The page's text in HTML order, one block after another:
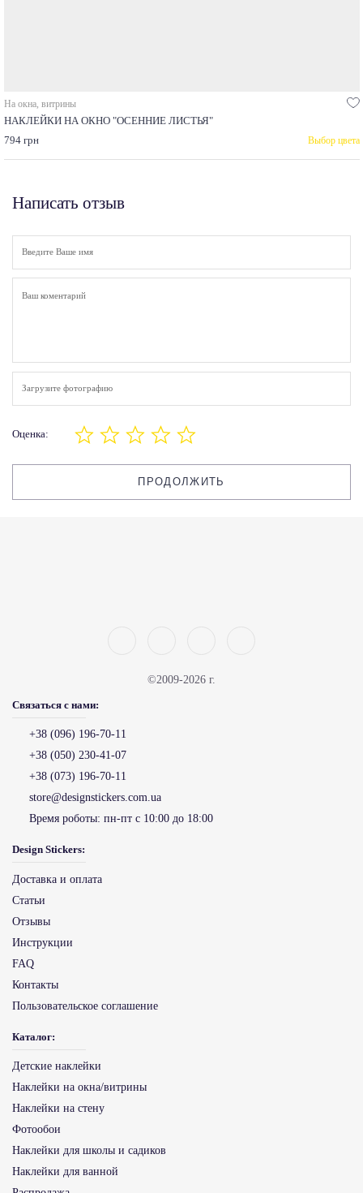
На окна, витрины
НАКЛЕЙКИ НА ОКНО "ОСЕННИЕ ЛИСТЬЯ"
794 грн
Выбор цвета
Написать отзыв
Загрузите фотографию
Оценка:
ПРОДОЛЖИТЬ
©2009-2026 г.
Связаться с нами:
+38 (096) 196-70-11
+38 (050) 230-41-07
+38 (073) 196-70-11
store@designstickers.com.ua
Время роботы: пн-пт с 10:00 до 18:00
Design Stickers:
Доставка и оплата
Статьи
Отзывы
Инструкции
FAQ
Контакты
Пользовательское соглашение
Каталог:
Детские наклейки
Наклейки на окна/витрины
Наклейки на стену
Фотообои
Наклейки для школы и садиков
Наклейки для ванной